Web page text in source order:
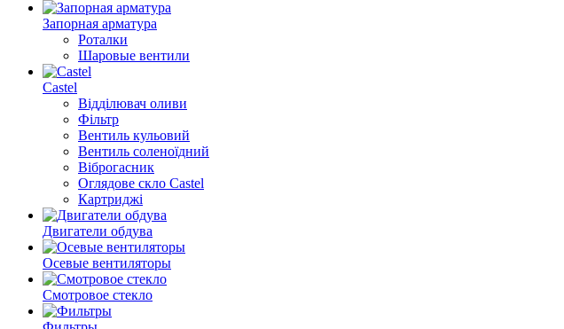
Запорная арматура
Роталки
Шаровые вентили
Castel
Відділювач оливи
Фільтр
Вентиль кульовий
Вентиль соленоїдний
Віброгасник
Оглядове скло Castel
Картриджі
Двигатели обдува
Осевые вентиляторы
Смотровое стекло